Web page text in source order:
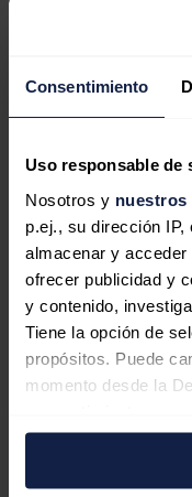
Consentimiento
Uso responsable de
Nosotros y nuestros
p.ej., su dirección
almacenar y
ofrecer publicidad y
y contenido,
Tiene la opción de
propósitos. Puede
momento desde la
Si lo permite,
El
cuatro
Redacción06/08/